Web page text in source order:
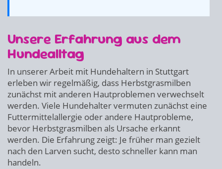
Unsere Erfahrung aus dem
Hundealltag
In unserer Arbeit mit Hundehaltern in Stuttgart
erleben wir regelmäßig, dass Herbstgrasmilben
zunächst mit anderen Hautproblemen verwechselt
werden. Viele Hundehalter vermuten zunächst eine
Futtermittelallergie oder andere Hautprobleme,
bevor Herbstgrasmilben als Ursache erkannt
werden. Die Erfahrung zeigt: Je früher man gezielt
nach den Larven sucht, desto schneller kann man
handeln.